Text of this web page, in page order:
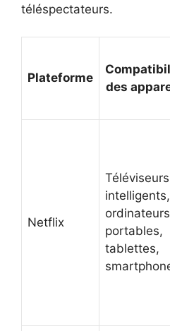
téléspectateurs.
Plateforme
des
Netflix
Téléviseurs
intelligents,
ordinateurs
portables,
tablettes,